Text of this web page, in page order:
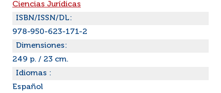
Ciencias Jurídicas
ISBN/ISSN/DL:
978-950-623-171-2
Dimensiones:
249 p. / 23 cm.
Idiomas :
Español